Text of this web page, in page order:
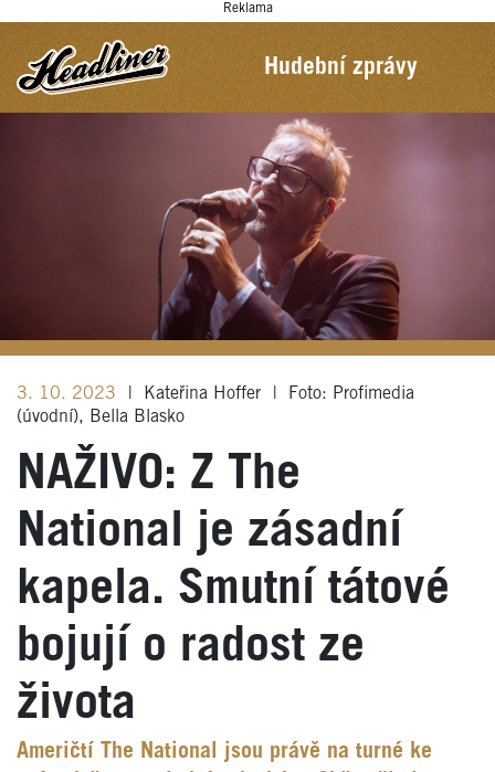
Reklama
Hudební zprávy
3. 10. 2023 Kateřina Hoffer
Foto: Profimedia
(úvodní), Bella Blasko
NAŽIVO: Z The
National je zásadní
kapela. Smutní tátové
bojují o radost ze
života
Američtí The National jsou právě na turné ke